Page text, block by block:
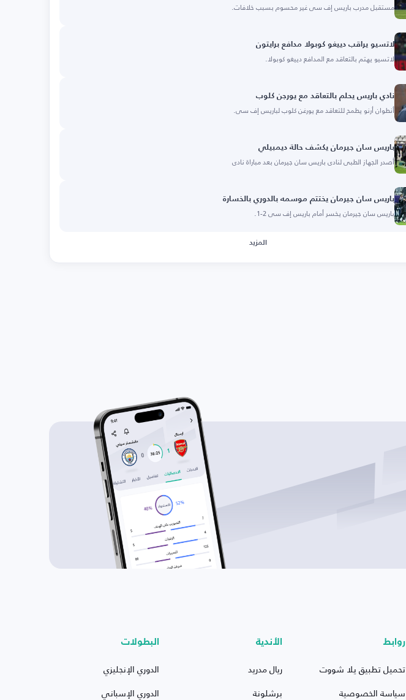
مستقبل مدرب باريس إف سي غير محسوم بسبب خلافات.
لاتسيو يراقب دييغو كوبولا مدافع برايتون
لاتسيو يهتم بالتعاقد مع المدافع دييغو كوبولا.
نادي باريس يحلم بالتعاقد مع يورجن كلوب
أنطوان أرنو يطمح للتعاقد مع يورغن كلوب لباريس إف سي.
باريس سان جيرمان يكشف حالة ديمبيلي
أصدر الجهاز الطبي لنادي باريس سان جيرمان بعد مباراة نادي
باريس سان جيرمان يختتم موسمه بالدوري بالخسارة
باريس سان جيرمان يخسر أمام باريس إف سي 2-1.
المزيد
روابط
تحميل تطبيق يلا شووت
سياسة الخصوصية
الأندية
ريال مدريد
برشلونة
البطولات
الدوري الإنجليزي
الدوري الإسباني